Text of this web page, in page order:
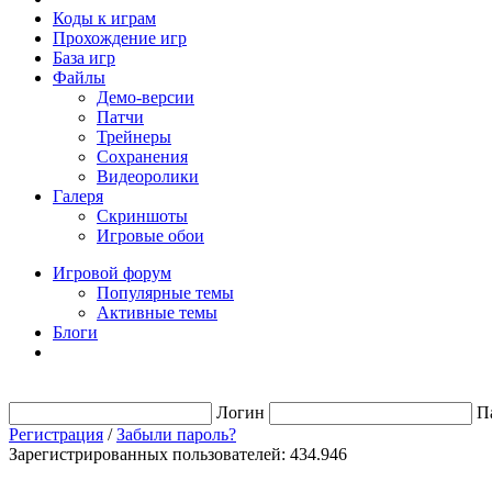
Коды к играм
Прохождение игр
База игр
Файлы
Демо-версии
Патчи
Трейнеры
Сохранения
Видеоролики
Галеря
Скриншоты
Игровые обои
Игровой форум
Популярные темы
Активные темы
Блоги
Логин
Регистрация /Забыли пароль?
Зарегистрированных пользователей: 434.946